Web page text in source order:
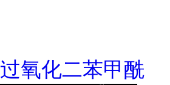
过氧化二苯甲酰